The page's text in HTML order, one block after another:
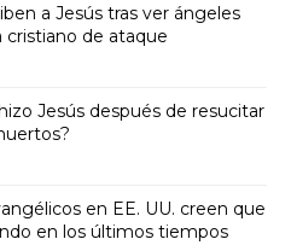
a Jesús tras ver ángeles
de ataque
Jesús después de resucitar
en EE. UU. creen que
en los últimos tiempos